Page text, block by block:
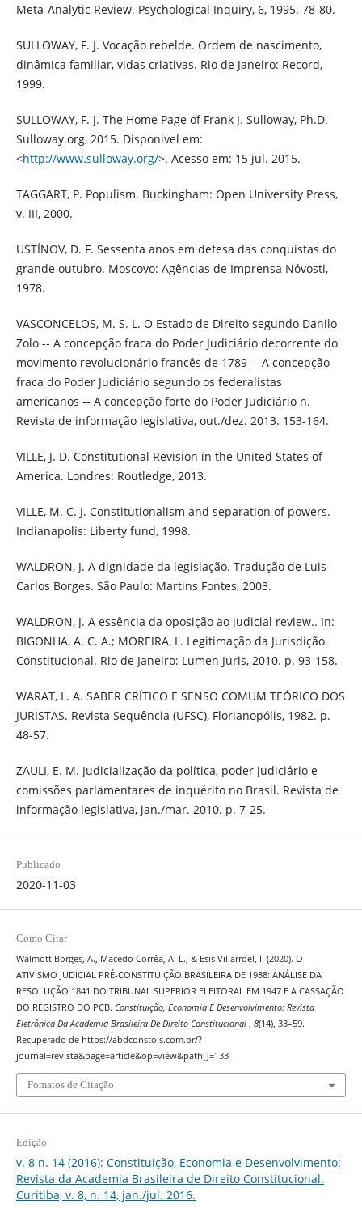
Meta-Analytic Review. Psychological Inquiry, 6, 1995. 78-80.
SULLOWAY, F. J. Vocação rebelde. Ordem de nascimento,
dinâmica familiar, vidas criativas. Rio de Janeiro: Record,
1999.
SULLOWAY, F. J. The Home Page of Frank J. Sulloway, Ph.D.
Sulloway.org, 2015. Disponivel em:
<http://www.sulloway.org/>. Acesso em: 15 jul. 2015.
TAGGART, P. Populism. Buckingham: Open University Press,
v. III, 2000.
USTÍNOV, D. F. Sessenta anos em defesa das conquistas do
grande outubro. Moscovo: Agências de Imprensa Nóvosti,
1978.
VASCONCELOS, M. S. L. O Estado de Direito segundo Danilo
Zolo -- A concepção fraca do Poder Judiciário decorrente do
movimento revolucionário francês de 1789 -- A concepção
fraca do Poder Judiciário segundo os federalistas
americanos -- A concepção forte do Poder Judiciário n.
Revista de informação legislativa, out./dez. 2013. 153-164.
VILLE, J. D. Constitutional Revision in the United States of
America. Londres: Routledge, 2013.
VILLE, M. C. J. Constitutionalism and separation of powers.
Indianapolis: Liberty fund, 1998.
WALDRON, J. A dignidade da legislação. Tradução de Luis
Carlos Borges. São Paulo: Martins Fontes, 2003.
WALDRON, J. A essência da oposição ao judicial review.. In:
BIGONHA, A. C. A.; MOREIRA, L. Legitimação da Jurisdição
Constitucional. Rio de Janeiro: Lumen Juris, 2010. p. 93-158.
WARAT, L. A. SABER CRÍTICO E SENSO COMUM TEÓRICO DOS
JURISTAS. Revista Sequência (UFSC), Florianopólis, 1982. p.
48-57.
ZAULI, E. M. Judicialização da política, poder judiciário e
comissões parlamentares de inquérito no Brasil. Revista de
informação legislativa, jan./mar. 2010. p. 7-25.
Publicado
2020-11-03
Como Citar
Walmott Borges, A., Macedo Corrêa, A. L., & Esis Villarroel, I. (2020). O
ATIVISMO JUDICIAL PRÉ-CONSTITUIÇÃO BRASILEIRA DE 1988: ANÁLISE DA
RESOLUÇÃO 1841 DO TRIBUNAL SUPERIOR ELEITORAL EM 1947 E A CASSAÇÃO
DO REGISTRO DO PCB. Constituição, Economia E Desenvolvimento: Revista
Eletrônica Da Academia Brasileira De Direito Constitucional , 8(14), 33–59.
Recuperado de https://abdconstojs.com.br/?
journal=revista&page=article&op=view&path[]=133
Fomatos de Citação
Edição
v. 8 n. 14 (2016): Constituição, Economia e Desenvolvimento:
Revista da Academia Brasileira de Direito Constitucional.
Curitiba, v. 8, n. 14, jan./jul. 2016.